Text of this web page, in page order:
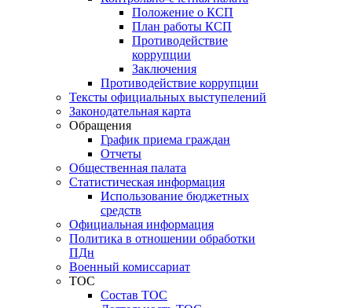
Положение о КСП
План работы КСП
Противодействие
коррупции
Заключения
Противодействие коррупции
Тексты официальных выступелений
Законодательная карта
Обращения
График приема граждан
Отчеты
Общественная палата
Статистическая информация
Использование бюджетных
средств
Официальная информация
Политика в отношении обработки
ПДн
Военный комиссариат
ТОС
Состав ТОС